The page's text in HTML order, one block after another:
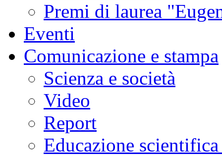
Premi di laurea
Eventi
Comunicazione e stampa
Scienza e società
Video
Report
Educazione